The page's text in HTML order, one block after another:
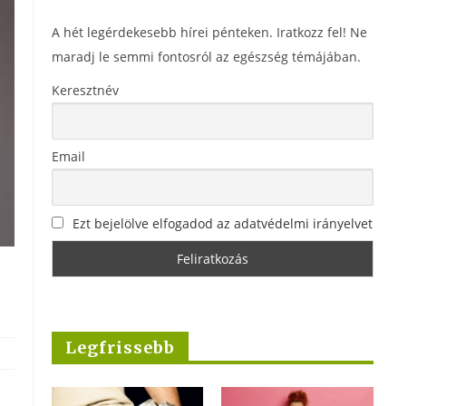
A hét legérdekesebb hírei pénteken. Iratkozz fel! Ne
maradj le semmi fontosról az egészség témájában.
Keresztnév
Email
Ezt bejelölve elfogadod az adatvédelmi irányelvet
Legfrissebb